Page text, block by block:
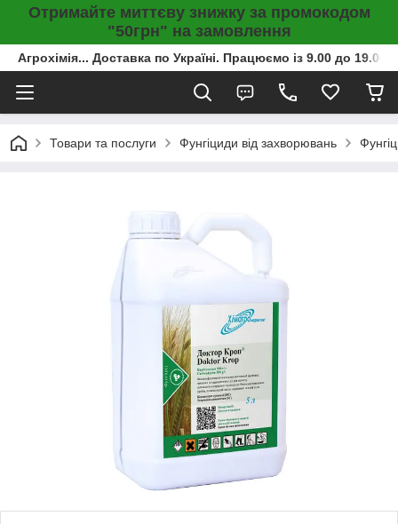
Отримайте миттєву знижку за промокодом
"50грн" на замовлення
Агрохімія... Доставка по Україні. Працюємо із 9.00 до
Товари та послуги Фунгіциди від захворювань